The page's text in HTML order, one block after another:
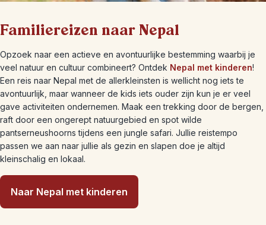
Familiereizen naar Nepal
Opzoek naar een actieve en avontuurlijke bestemming waarbij je
veel natuur en cultuur combineert? Ontdek Nepal met kinderen!
Een reis naar Nepal met de allerkleinsten is wellicht nog iets te
avontuurlijk, maar wanneer de kids iets ouder zijn kun je er veel
gave activiteiten ondernemen. Maak een trekking door de bergen,
raft door een ongerept natuurgebied en spot wilde
pantserneushoorns tijdens een jungle safari. Jullie reistempo
passen we aan naar jullie als gezin en slapen doe je altijd
kleinschalig en lokaal.
Naar Nepal met kinderen